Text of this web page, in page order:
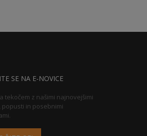
SE NA E-NOVICE
tekočem z našimi najnovejšimi
popusti in posebnimi